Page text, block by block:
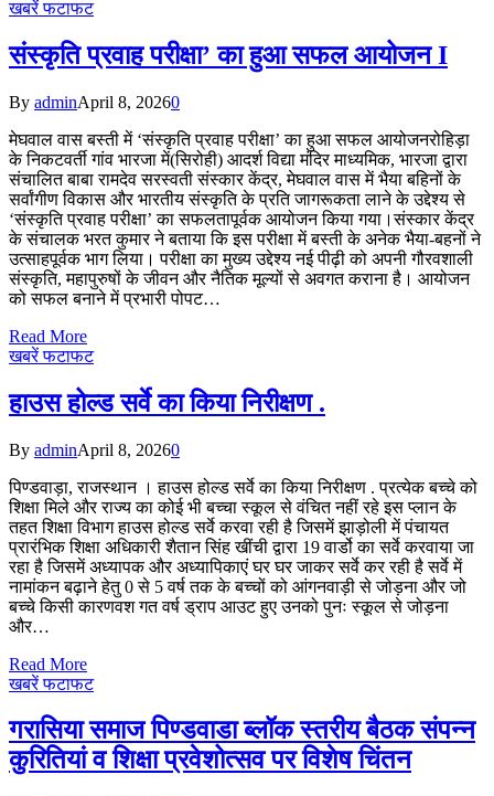
खबरें फटाफट
संस्कृति प्रवाह परीक्षा’ का हुआ सफल आयोजन I
By adminApril 8, 20260
मेघवाल वास बस्ती में ‘संस्कृति प्रवाह परीक्षा’ का हुआ सफल आयोजनरोहिड़ा
के निकटवर्ती गांव भारजा में(सिरोही) आदर्श विद्या मंदिर माध्यमिक, भारजा द्वारा
संचालित बाबा रामदेव सरस्वती संस्कार केंद्र, मेघवाल वास में भैया बहिनों के
सर्वांगीण विकास और भारतीय संस्कृति के प्रति जागरूकता लाने के उद्देश्य से
‘संस्कृति प्रवाह परीक्षा’ का सफलतापूर्वक आयोजन किया गया।संस्कार केंद्र
के संचालक भरत कुमार ने बताया कि इस परीक्षा में बस्ती के अनेक भैया-बहनों ने
उत्साहपूर्वक भाग लिया। परीक्षा का मुख्य उद्देश्य नई पीढ़ी को अपनी गौरवशाली
संस्कृति, महापुरुषों के जीवन और नैतिक मूल्यों से अवगत कराना है। आयोजन
को सफल बनाने में प्रभारी पोपट…
Read More
खबरें फटाफट
हाउस होल्ड सर्वे का किया निरीक्षण .
By adminApril 8, 20260
पिण्डवाड़ा, राजस्थान । हाउस होल्ड सर्वे का किया निरीक्षण . प्रत्येक बच्चे को
शिक्षा मिले और राज्य का कोई भी बच्चा स्कूल से वंचित नहीं रहे इस प्लान के
तहत शिक्षा विभाग हाउस होल्ड सर्वे करवा रही है जिसमें झाड़ोली में पंचायत
प्रारंभिक शिक्षा अधिकारी शैतान सिंह खींची द्वारा 19 वार्डो का सर्वे करवाया जा
रहा है जिसमें अध्यापक और अध्यापिकाएं घर घर जाकर सर्वे कर रही है सर्वे में
नामांकन बढ़ाने हेतु 0 से 5 वर्ष तक के बच्चों को आंगनवाड़ी से जोड़ना और जो
बच्चे किसी कारणवश गत वर्ष ड्राप आउट हुए उनको पुनः स्कूल से जोड़ना
और…
Read More
खबरें फटाफट
गरासिया समाज पिण्डवाडा ब्लॉक स्तरीय बैठक संपन्न
कुरितियां व शिक्षा प्रवेशोत्सव पर विशेष चिंतन